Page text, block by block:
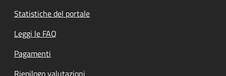
Statistiche del portale
Leggi le FAQ
Pagamenti
Riepilogo valutazioni